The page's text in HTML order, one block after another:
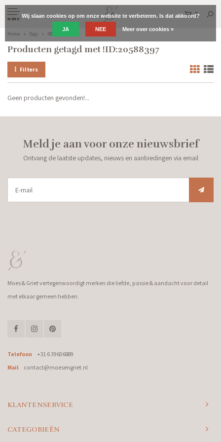
MENU
0
Home Tags !ID:20588397
Producten getagd met !ID:20588397
Filters
Geen producten gevonden!...
Meld je aan voor onze nieuwsbrief
Ontvang de laatste updates, nieuws en aanbiedingen via email
Moes & Griet vertegenwoordigt merken die liefde, passie & aandacht voor detail
met elkaar gemeen hebben.
Telefoon
+31 6 39606889
Mail
contact@moesengriet.nl
KLANTENSERVICE
CATEGORIEËN
Wij slaan cookies op om onze website te verbeteren. Is dat akkoord?
JA NEE Meer over cookies »